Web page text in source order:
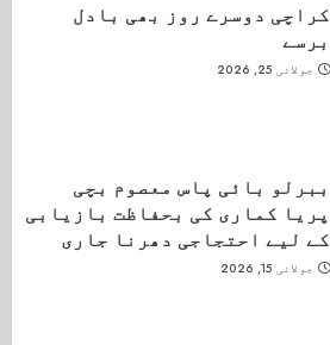
کراچی دوسرے روز بھی بادل
برسے
جولائی 25, 2026
ببرلو بائی پاس معصوم بچی
پریا کماری کی بحفاظت بازیابی
کے لیے احتجاجی دھرنا جاری
جولائی 15, 2026